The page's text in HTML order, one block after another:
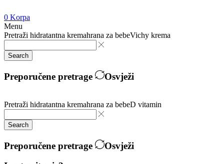
0 Korpa
Menu
Pretraži hidratantna kremahrana za bebeVichy krema
Search
Preporučene pretrage Osvježi
Pretraži hidratantna kremahrana za bebeD vitamin
Search
Preporučene pretrage
Osvježi